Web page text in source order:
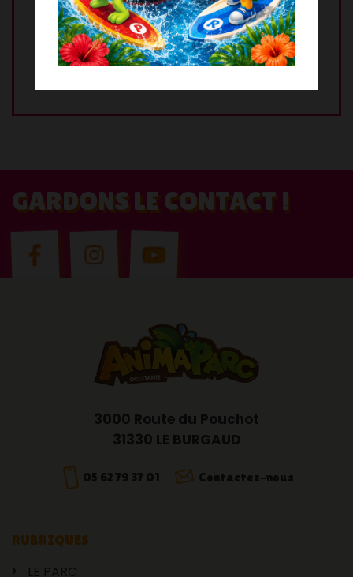
Les enfants doivent être
accompagnés par un adulte
Interdit
GARDONS LE CONTACT !
3000 Route du Pouchot
31330 LE BURGAUD
05 62 79 37 01 Contactez-nous
RUBRIQUES
LE PARC